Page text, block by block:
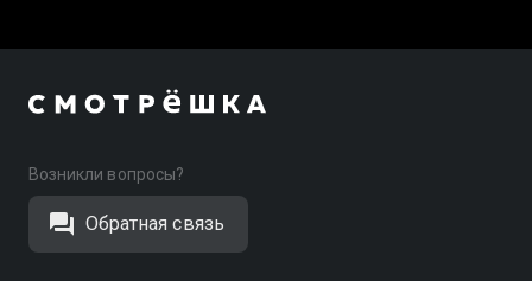
Возникли вопросы?
Обратная связь